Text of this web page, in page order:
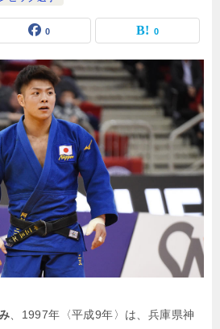
0 0
、1997年〈平成9年〉は、兵庫県神